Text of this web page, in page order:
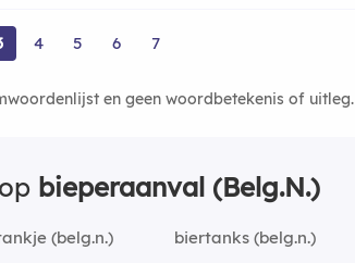
4 5 6 7
en geen woordbetekenis of uitleg.
bieperaanval (Belg.N.)
(belg.n.) biertanks (belg.n.)